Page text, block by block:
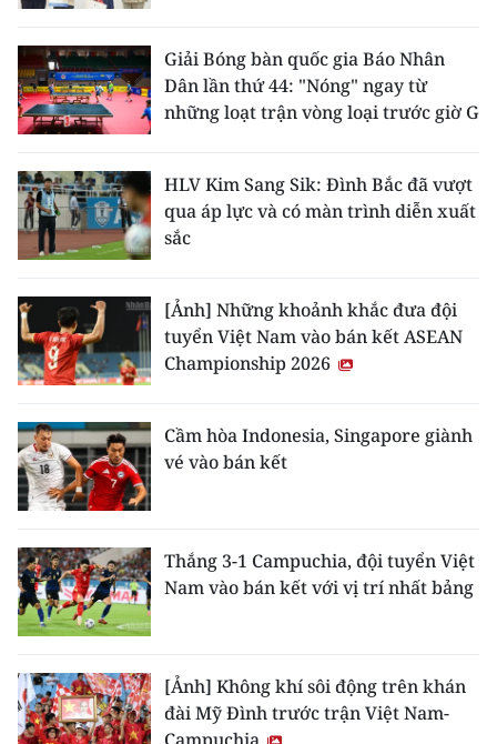
Giải Bóng bàn quốc gia Báo Nhân
Dân lần thứ 44: "Nóng" ngay từ
những loạt trận vòng loại trước giờ G
HLV Kim Sang Sik: Đình Bắc đã vượt
qua áp lực và có màn trình diễn xuất
sắc
[Ảnh] Những khoảnh khắc đưa đội
tuyển Việt Nam vào bán kết ASEAN
Championship 2026
Cầm hòa Indonesia, Singapore giành
vé vào bán kết
Thắng 3-1 Campuchia, đội tuyển Việt
Nam vào bán kết với vị trí nhất bảng
[Ảnh] Không khí sôi động trên khán
đài Mỹ Đình trước trận Việt Nam-